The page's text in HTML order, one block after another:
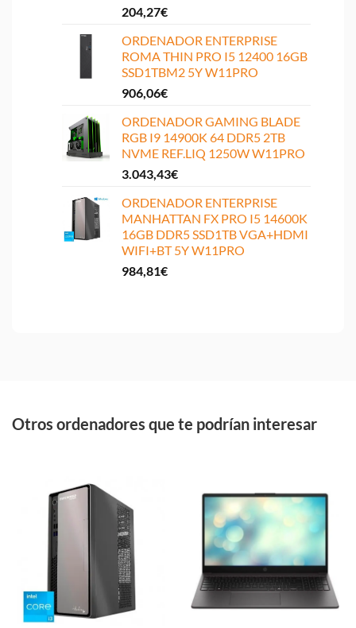
204,27€
ORDENADOR ENTERPRISE
ROMA THIN PRO I5 12400 16GB
SSD1TBM2 5Y W11PRO
906,06€
ORDENADOR GAMING BLADE
RGB I9 14900K 64 DDR5 2TB
NVME REF.LIQ 1250W W11PRO
3.043,43€
ORDENADOR ENTERPRISE
MANHATTAN FX PRO I5 14600K
16GB DDR5 SSD1TB VGA+HDMI
WIFI+BT 5Y W11PRO
984,81€
Otros ordenadores que te podrían interesar